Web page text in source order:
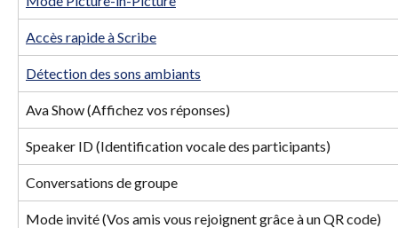
Accès rapide à Scribe
Détection des sons ambiants
Ava Show (Affichez vos réponses)
Speaker ID (Identification vocale des participants)
Conversations de groupe
Mode invité (Vos amis vous rejoignent grâce à un QR code)